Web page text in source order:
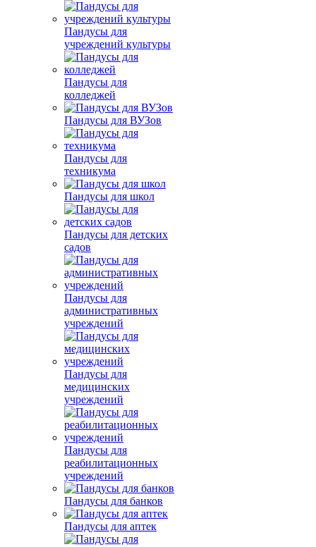
Пандусы для
учреждений культуры
Пандусы для
колледжей
Пандусы для ВУЗов
Пандусы для
техникума
Пандусы для школ
Пандусы для детских
садов
Пандусы для
административных
учреждений
Пандусы для
медицинских
учреждений
Пандусы для
реабилитационных
учреждений
Пандусы для банков
Пандусы для аптек